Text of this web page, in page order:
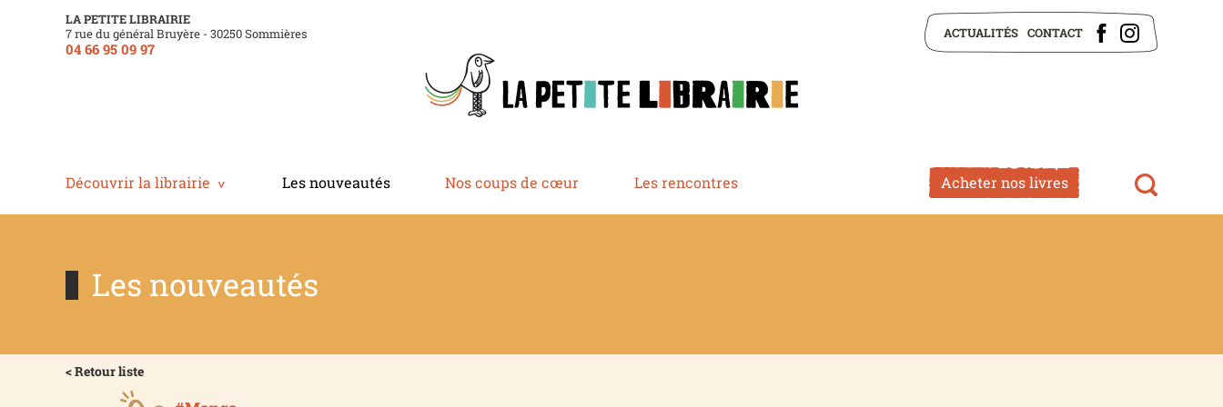
LA PETITE LIBRAIRIE
7 rue du général Bruyère - 30250 Sommières
04 66 95 09 97
ACTUALITÉS CONTACT
Découvrir la librairie Les nouveautés Nos coups de cœur Les rencontres Acheter nos livres
Les nouveautés
< Retour liste